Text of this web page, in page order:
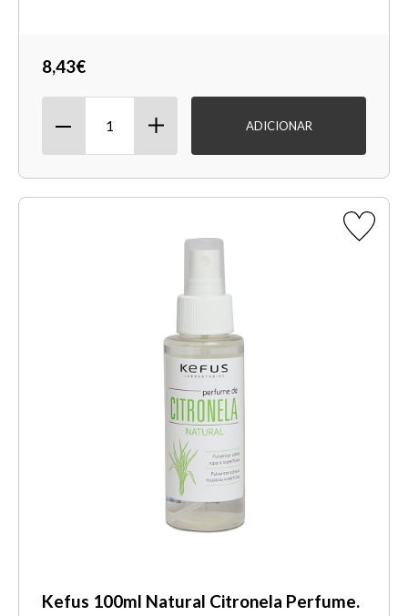
8,43€
ADICIONAR
Kefus 100ml Natural Citronela Perfume.